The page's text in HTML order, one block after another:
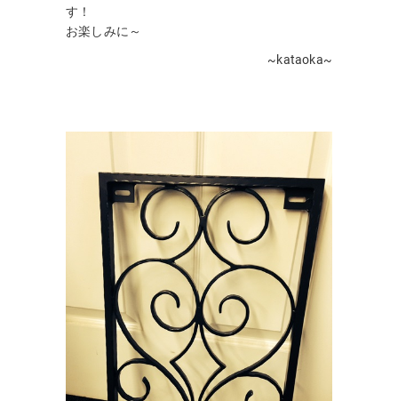
す！
お楽しみに～
~kataoka~